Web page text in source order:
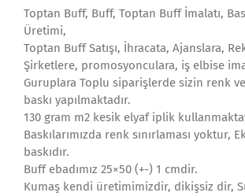
Toptan Buff, Buff, Toptan Buff İmalatı,
Üretimi,
Toptan Buff Satışı, İhracata, Ajanslara,
Şirketlere, promosyonculara, iş elbise
Guruplara Toplu siparişlerde sizin renk
baskı yapılmaktadır.
130 gram m2 kesik elyaf iplik
Baskılarımızda renk sınırlaması yoktur,
baskıdır.
Buff ebadımız 25×50 (+-) 1 cmdir.
Kumaş kendi üretimimizdir, dikişsiz dir,